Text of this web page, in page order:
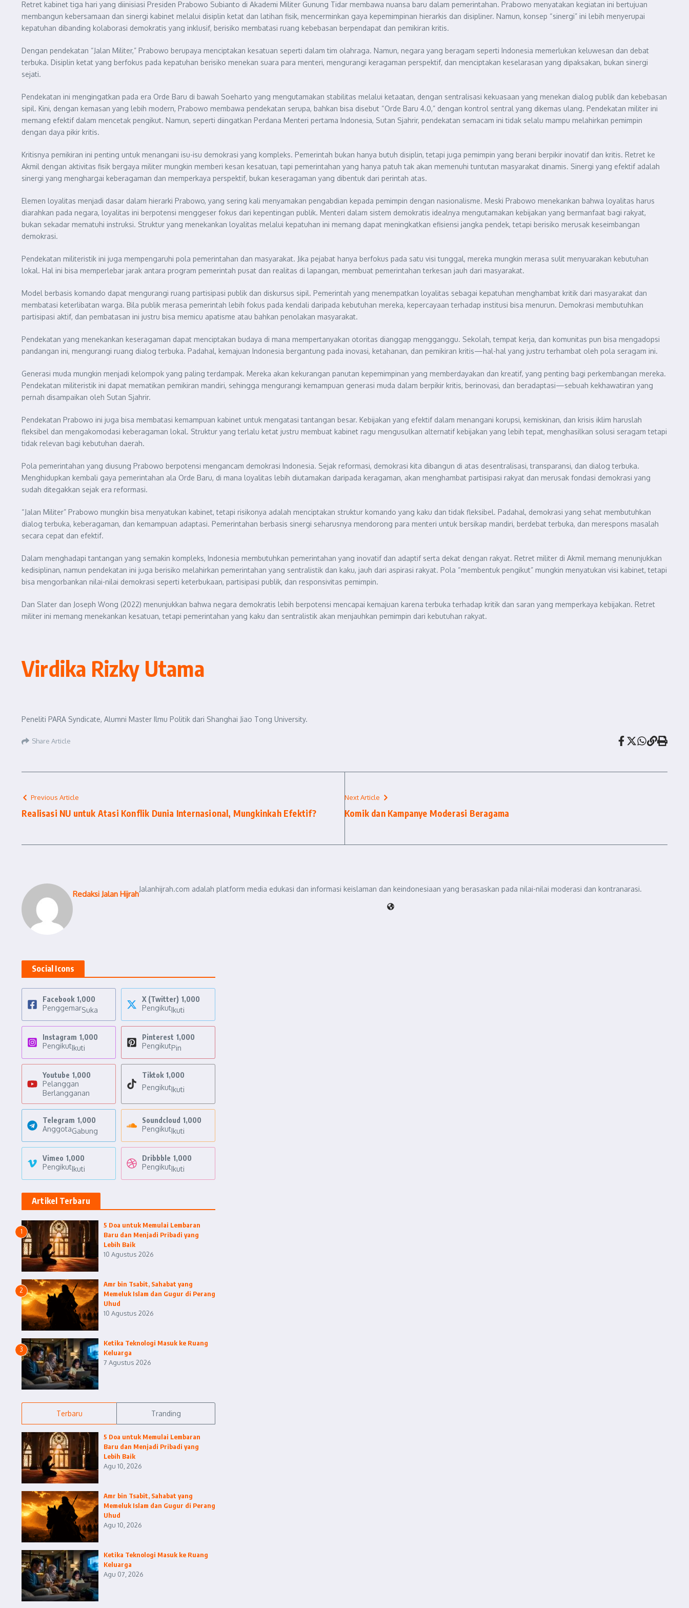
Retret kabinet tiga hari yang diinisiasi Presiden Prabowo Subianto di Akademi Militer Gunung Tidar membawa nuansa baru dalam pemerintahan. Prabowo menyatakan kegiatan ini bertujuan
membangun kebersamaan dan sinergi kabinet melalui disiplin ketat dan latihan fisik, mencerminkan gaya kepemimpinan hierarkis dan disipliner. Namun, konsep “sinergi” ini lebih menyerupai
kepatuhan dibanding kolaborasi demokratis yang inklusif, berisiko membatasi ruang kebebasan berpendapat dan pemikiran kritis.
Dengan pendekatan “Jalan Militer,” Prabowo berupaya menciptakan kesatuan seperti dalam tim olahraga. Namun, negara yang beragam seperti Indonesia memerlukan keluwesan dan debat
terbuka. Disiplin ketat yang berfokus pada kepatuhan berisiko menekan suara para menteri, mengurangi keragaman perspektif, dan menciptakan keselarasan yang dipaksakan, bukan sinergi
sejati.
Pendekatan ini mengingatkan pada era Orde Baru di bawah Soeharto yang mengutamakan stabilitas melalui ketaatan, dengan sentralisasi kekuasaan yang menekan dialog publik dan kebebasan
sipil. Kini, dengan kemasan yang lebih modern, Prabowo membawa pendekatan serupa, bahkan bisa disebut “Orde Baru 4.0,” dengan kontrol sentral yang dikemas ulang. Pendekatan militer ini
memang efektif dalam mencetak pengikut. Namun, seperti diingatkan Perdana Menteri pertama Indonesia, Sutan Sjahrir, pendekatan semacam ini tidak selalu mampu melahirkan pemimpin
dengan daya pikir kritis.
Kritisnya pemikiran ini penting untuk menangani isu-isu demokrasi yang kompleks. Pemerintah bukan hanya butuh disiplin, tetapi juga pemimpin yang berani berpikir inovatif dan kritis. Retret ke
Akmil dengan aktivitas fisik bergaya militer mungkin memberi kesan kesatuan, tapi pemerintahan yang hanya patuh tak akan memenuhi tuntutan masyarakat dinamis. Sinergi yang efektif adalah
sinergi yang menghargai keberagaman dan memperkaya perspektif, bukan keseragaman yang dibentuk dari perintah atas.
Elemen loyalitas menjadi dasar dalam hierarki Prabowo, yang sering kali menyamakan pengabdian kepada pemimpin dengan nasionalisme. Meski Prabowo menekankan bahwa loyalitas harus
diarahkan pada negara, loyalitas ini berpotensi menggeser fokus dari kepentingan publik. Menteri dalam sistem demokratis idealnya mengutamakan kebijakan yang bermanfaat bagi rakyat,
bukan sekadar mematuhi instruksi. Struktur yang menekankan loyalitas melalui kepatuhan ini memang dapat meningkatkan efisiensi jangka pendek, tetapi berisiko merusak keseimbangan
demokrasi.
Pendekatan militeristik ini juga mempengaruhi pola pemerintahan dan masyarakat. Jika pejabat hanya berfokus pada satu visi tunggal, mereka mungkin merasa sulit menyuarakan kebutuhan
lokal. Hal ini bisa memperlebar jarak antara program pemerintah pusat dan realitas di lapangan, membuat pemerintahan terkesan jauh dari masyarakat.
Model berbasis komando dapat mengurangi ruang partisipasi publik dan diskursus sipil. Pemerintah yang menempatkan loyalitas sebagai kepatuhan menghambat kritik dari masyarakat dan
membatasi keterlibatan warga. Bila publik merasa pemerintah lebih fokus pada kendali daripada kebutuhan mereka, kepercayaan terhadap institusi bisa menurun. Demokrasi membutuhkan
partisipasi aktif, dan pembatasan ini justru bisa memicu apatisme atau bahkan penolakan masyarakat.
Pendekatan yang menekankan keseragaman dapat menciptakan budaya di mana mempertanyakan otoritas dianggap mengganggu. Sekolah, tempat kerja, dan komunitas pun bisa mengadopsi
pandangan ini, mengurangi ruang dialog terbuka. Padahal, kemajuan Indonesia bergantung pada inovasi, ketahanan, dan pemikiran kritis—hal-hal yang justru terhambat oleh pola seragam ini.
Generasi muda mungkin menjadi kelompok yang paling terdampak. Mereka akan kekurangan panutan kepemimpinan yang memberdayakan dan kreatif, yang penting bagi perkembangan mereka.
Pendekatan militeristik ini dapat mematikan pemikiran mandiri, sehingga mengurangi kemampuan generasi muda dalam berpikir kritis, berinovasi, dan beradaptasi—sebuah kekhawatiran yang
pernah disampaikan oleh Sutan Sjahrir.
Pendekatan Prabowo ini juga bisa membatasi kemampuan kabinet untuk mengatasi tantangan besar. Kebijakan yang efektif dalam menangani korupsi, kemiskinan, dan krisis iklim haruslah
fleksibel dan mengakomodasi keberagaman lokal. Struktur yang terlalu ketat justru membuat kabinet ragu mengusulkan alternatif kebijakan yang lebih tepat, menghasilkan solusi seragam tetapi
tidak relevan bagi kebutuhan daerah.
Pola pemerintahan yang diusung Prabowo berpotensi mengancam demokrasi Indonesia. Sejak reformasi, demokrasi kita dibangun di atas desentralisasi, transparansi, dan dialog terbuka.
Menghidupkan kembali gaya pemerintahan ala Orde Baru, di mana loyalitas lebih diutamakan daripada keragaman, akan menghambat partisipasi rakyat dan merusak fondasi demokrasi yang
sudah ditegakkan sejak era reformasi.
“Jalan Militer” Prabowo mungkin bisa menyatukan kabinet, tetapi risikonya adalah menciptakan struktur komando yang kaku dan tidak fleksibel. Padahal, demokrasi yang sehat membutuhkan
dialog terbuka, keberagaman, dan kemampuan adaptasi. Pemerintahan berbasis sinergi seharusnya mendorong para menteri untuk bersikap mandiri, berdebat terbuka, dan merespons masalah
secara cepat dan efektif.
Dalam menghadapi tantangan yang semakin kompleks, Indonesia membutuhkan pemerintahan yang inovatif dan adaptif serta dekat dengan rakyat. Retret militer di Akmil memang menunjukkan
kedisiplinan, namun pendekatan ini juga berisiko melahirkan pemerintahan yang sentralistik dan kaku, jauh dari aspirasi rakyat. Pola “membentuk pengikut” mungkin menyatukan visi kabinet, tetapi
bisa mengorbankan nilai-nilai demokrasi seperti keterbukaan, partisipasi publik, dan responsivitas pemimpin.
Dan Slater dan Joseph Wong (2022) menunjukkan bahwa negara demokratis lebih berpotensi mencapai kemajuan karena terbuka terhadap kritik dan saran yang memperkaya kebijakan. Retret
militer ini memang menekankan kesatuan, tetapi pemerintahan yang kaku dan sentralistik akan menjauhkan pemimpin dari kebutuhan rakyat.
Virdika Rizky Utama
Peneliti PARA Syndicate, Alumni Master Ilmu Politik dari Shanghai Jiao Tong University.
Share Article
Previous Article
Realisasi NU untuk Atasi Konflik Dunia Internasional, Mungkinkah Efektif?
Next Article
Komik dan Kampanye Moderasi Beragama
Redaksi Jalan Hijrah
Jalanhijrah.com adalah platform media edukasi dan informasi keislaman dan keindonesiaan yang berasaskan pada nilai-nilai moderasi dan kontranarasi.
Social Icons
Facebook 1,000
PenggemarSuka
X (Twitter) 1,000
PengikutIkuti
Instagram 1,000
PengikutIkuti
Pinterest 1,000
PengikutPin
Youtube 1,000
Pelanggan
Berlangganan
Tiktok 1,000
PengikutIkuti
Telegram 1,000
AnggotaGabung
Soundcloud 1,000
PengikutIkuti
Vimeo 1,000
PengikutIkuti
Dribbble 1,000
PengikutIkuti
Artikel Terbaru
1
5 Doa untuk Memulai Lembaran
Baru dan Menjadi Pribadi yang
Lebih Baik
10 Agustus 2026
2
Amr bin Tsabit, Sahabat yang
Memeluk Islam dan Gugur di Perang
Uhud
10 Agustus 2026
3
Ketika Teknologi Masuk ke Ruang
Keluarga
7 Agustus 2026
Terbaru Tranding
5 Doa untuk Memulai Lembaran
Baru dan Menjadi Pribadi yang
Lebih Baik
Agu 10, 2026
Amr bin Tsabit, Sahabat yang
Memeluk Islam dan Gugur di Perang
Uhud
Agu 10, 2026
Ketika Teknologi Masuk ke Ruang
Keluarga
Agu 07, 2026